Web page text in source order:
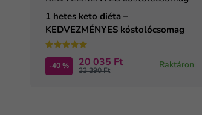
1 hetes keto diéta –
KEDVEZMÉNYES kóstolócsomag
-40 % 20 035 Ft
33 390 Ft
Raktáron